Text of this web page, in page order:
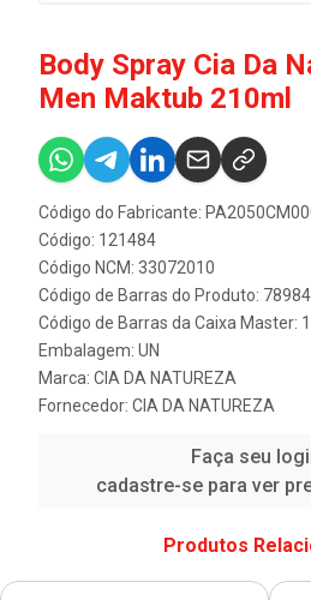
Body Spray Cia Da
Men Maktub 210ml
Código do Fabricante:
Código: 121484
Código NCM: 33072010
Código de Barras do Produto:
Código de Barras da Caixa Master:
Embalagem: UN
Marca: CIA DA NATUREZA
Fornecedor: CIA DA NATUREZA
Faça seu
cadastre-se para ver
Produtos